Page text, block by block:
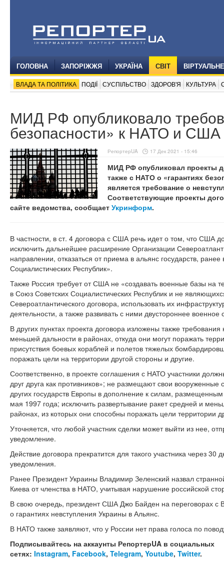
ГОЛОВНА ЗАПОРІЖЖЯ УКРАЇНА СВІТ
ВЛАДА ТА ПОЛІТИКА ПОДІЇ СУСПІЛЬСТВО ЗДОРОВ'Я КУЛЬТУРА
МИД РФ опубликовало
безопасности» к НАТО и США
РепортерUA 17 Дек 2021 - 15:46
МИД РФ опубликовал проекты
также с НАТО о «гарантиях
является требование о
Соответствующие проекты
сайте ведомства, сообщает Укринформ.
В частности, в ст. 4 договора с США речь идет о том, что США
исключить дальнейшее расширение Организации
направлении, отказаться от приема в альянс государств,
Социалистических Республик».
Также Россия требует от США не «создавать военные базы на
в Союз Советских Социалистических Республик и не
Североатлантического договора, использовать их
деятельности, а также развивать с ними двустороннее военное
В других пунктах проекта договора изложены также
меньшей дальности в районах, откуда они могут поражать
присутствия боевых кораблей и полетов тяжелых
поражать цели на территории другой стороны и другие.
Соответственно, в проекте соглашения с НАТО участники
друг друга как противников»; не размещают свои
других государств Европы в дополнение к силам,
мая 1997 года; исключить развертывание ракет средней и
районах, из которых они способны поражать цели территории
Уточняется, что любой участник сделки может выйти из нее,
уведомление.
Действие договора прекратится для такого участника через
уведомления.
Ранее Президент Украины Владимир Зеленский назвал
Киева от членства в НАТО, учитывая нарушение российской
В свою очередь, президент США Джо Байден на переговорах с
о гарантиях невступления Украины в Альянс.
В НАТО также заявляют, что у России нет права голоса по
Подписывайтесь на аккаунты РепортерUA в социальных
сетях: Instagram, Facebook, Telegram, Youtube, Twitter.